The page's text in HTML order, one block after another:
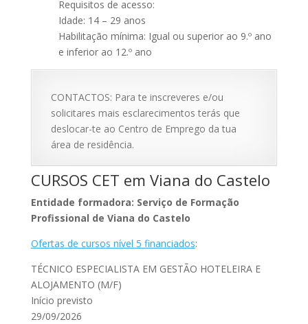
Requisitos de acesso:
Idade: 14 – 29 anos
Habilitação mínima: Igual ou superior ao 9.º ano
e inferior ao 12.º ano
CONTACTOS: Para te inscreveres e/ou
solicitares mais esclarecimentos terás que
deslocar-te ao Centro de Emprego da tua
área de residência.
CURSOS CET em Viana do Castelo
Entidade formadora: Serviço de Formação
Profissional de Viana do Castelo
Ofertas de cursos nível 5 financiados:
TÉCNICO ESPECIALISTA EM GESTÃO HOTELEIRA E
ALOJAMENTO (M/F)
Início previsto
29/09/2026